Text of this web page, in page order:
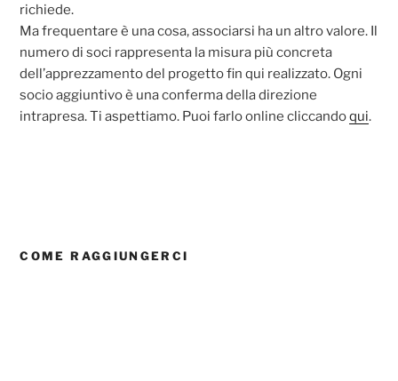
richiede.
Ma frequentare è una cosa, associarsi ha un altro valore. Il
numero di soci rappresenta la misura più concreta
dell’apprezzamento del progetto fin qui realizzato. Ogni
socio aggiuntivo è una conferma della direzione
intrapresa. Ti aspettiamo. Puoi farlo online cliccandoqui.
COME RAGGIUNGERCI